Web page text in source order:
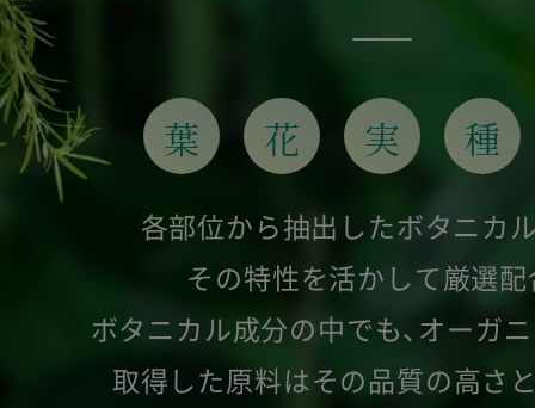
葉 花 実 種
各部位から抽出したボタニカ
その特性を活かして厳選配
ボタニカル成分の中でも、オーガ
取得した原料はその品質の高さ